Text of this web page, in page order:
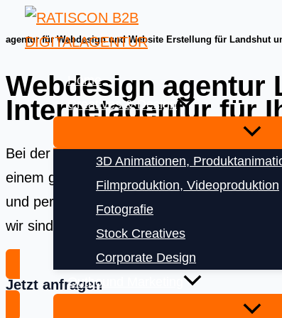
Skip
to
Home
Creatives & Design
3D Animationen,
Filmproduktion, Videoproduktion
Fotografie
Stock Creatives
Corporate Design
Outbound Marketing
agentur für Webdesign und Website Erstellung für Landshut
Webdesign agentur
Internetagentur für
Bei derRatiscon Digitalagenturbekommen
einem ganzheitlichen Ansatz für Ihre
und performance-starke
wir sind Ihr Partner für nachhaltigen
Jetzt anfragen